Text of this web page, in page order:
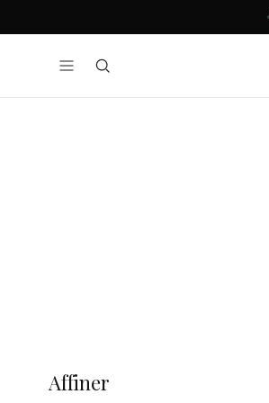
Affiner